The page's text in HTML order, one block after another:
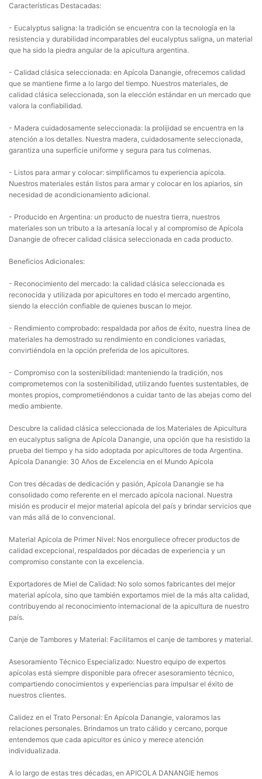
Características Destacadas:
- Eucalyptus saligna: la tradición se encuentra con la tecnología en la
resistencia y durabilidad incomparables del eucalyptus saligna, un material
que ha sido la piedra angular de la apicultura argentina.
- Calidad clásica seleccionada: en Apícola Danangie, ofrecemos calidad
que se mantiene firme a lo largo del tiempo. Nuestros materiales, de
calidad clásica seleccionada, son la elección estándar en un mercado que
valora la confiabilidad.
- Madera cuidadosamente seleccionada: la prolijidad se encuentra en la
atención a los detalles. Nuestra madera, cuidadosamente seleccionada,
garantiza una superficie uniforme y segura para tus colmenas.
- Listos para armar y colocar: simplificamos tu experiencia apícola.
Nuestros materiales están listos para armar y colocar en los apiarios, sin
necesidad de acondicionamiento adicional.
- Producido en Argentina: un producto de nuestra tierra, nuestros
materiales son un tributo a la artesanía local y al compromiso de Apícola
Danangie de ofrecer calidad clásica seleccionada en cada producto.
Beneficios Adicionales:
- Reconocimiento del mercado: la calidad clásica seleccionada es
reconocida y utilizada por apicultores en todo el mercado argentino,
siendo la elección confiable de quienes buscan lo mejor.
- Rendimiento comprobado: respaldada por años de éxito, nuestra línea de
materiales ha demostrado su rendimiento en condiciones variadas,
convirtiéndola en la opción preferida de los apicultores.
- Compromiso con la sostenibilidad: manteniendo la tradición, nos
comprometemos con la sostenibilidad, utilizando fuentes sustentables, de
montes propios, comprometiéndonos a cuidar tanto de las abejas como del
medio ambiente.
Descubre la calidad clásica seleccionada de los Materiales de Apicultura
en eucalyptus saligna de Apícola Danangie, una opción que ha resistido la
prueba del tiempo y ha sido adoptada por apicultores de toda Argentina.
Apícola Danangie: 30 Años de Excelencia en el Mundo Apícola
Con tres décadas de dedicación y pasión, Apícola Danangie se ha
consolidado como referente en el mercado apícola nacional. Nuestra
misión es producir el mejor material apícola del país y brindar servicios que
van más allá de lo convencional.
Material Apícola de Primer Nivel: Nos enorgullece ofrecer productos de
calidad excepcional, respaldados por décadas de experiencia y un
compromiso constante con la excelencia.
Exportadores de Miel de Calidad: No solo somos fabricantes del mejor
material apícola, sino que también exportamos miel de la más alta calidad,
contribuyendo al reconocimiento internacional de la apicultura de nuestro
país.
Canje de Tambores y Material: Facilitamos el canje de tambores y material.
Asesoramiento Técnico Especializado: Nuestro equipo de expertos
apícolas está siempre disponible para ofrecer asesoramiento técnico,
compartiendo conocimientos y experiencias para impulsar el éxito de
nuestros clientes.
Calidez en el Trato Personal: En Apícola Danangie, valoramos las
relaciones personales. Brindamos un trato cálido y cercano, porque
entendemos que cada apicultor es único y merece atención
individualizada.
A lo largo de estas tres décadas, en APICOLA DANANGIE hemos